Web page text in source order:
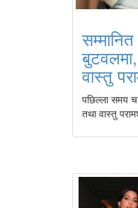
वास्तु
पछिल्ला समय
तथा वास्तु